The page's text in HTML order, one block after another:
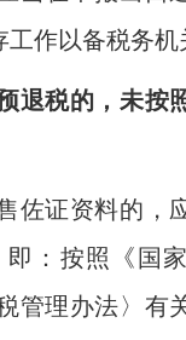
工作以备税务
税的，未按
证资料的，
：按照《国
管理办法〉有